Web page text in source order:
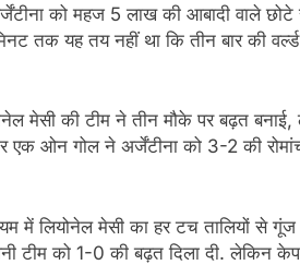
को महज 5 लाख की आबादी वाले
तक यह तय नहीं था कि तीन बार की
मेसी की टीम ने तीन मौके पर बढ़त बनाई,
एक ओन गोल ने अर्जेंटीना को 3-2 की
में लियोनेल मेसी का हर टच तालियों से
टीम को 1-0 की बढ़त दिला दी. लेकिन केप